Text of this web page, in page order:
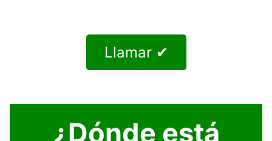
Llamar ✔
¿Dónde está